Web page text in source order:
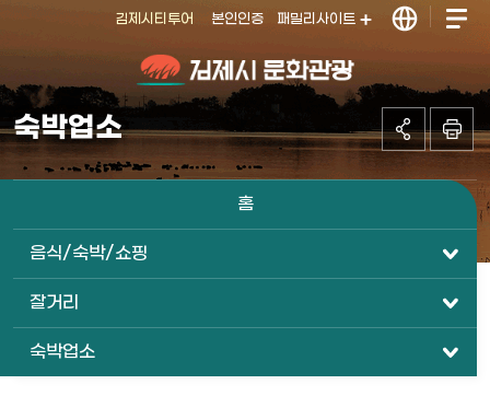
김제시티투어 본인인증 패밀리사이트
김제시 문화관
광
숙박업소
홈
음식/숙박/쇼핑
잘거리
숙박업소